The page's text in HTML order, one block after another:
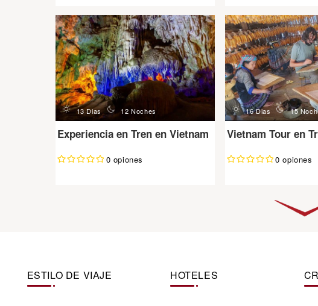
d 13 Dias n 12 Noches
Experiencia en Tren en Vietnam
0 opiones
d 16 Dias n 15
Vietnam Tour en
0 opiones
ESTILO DE VIAJE HOTELES